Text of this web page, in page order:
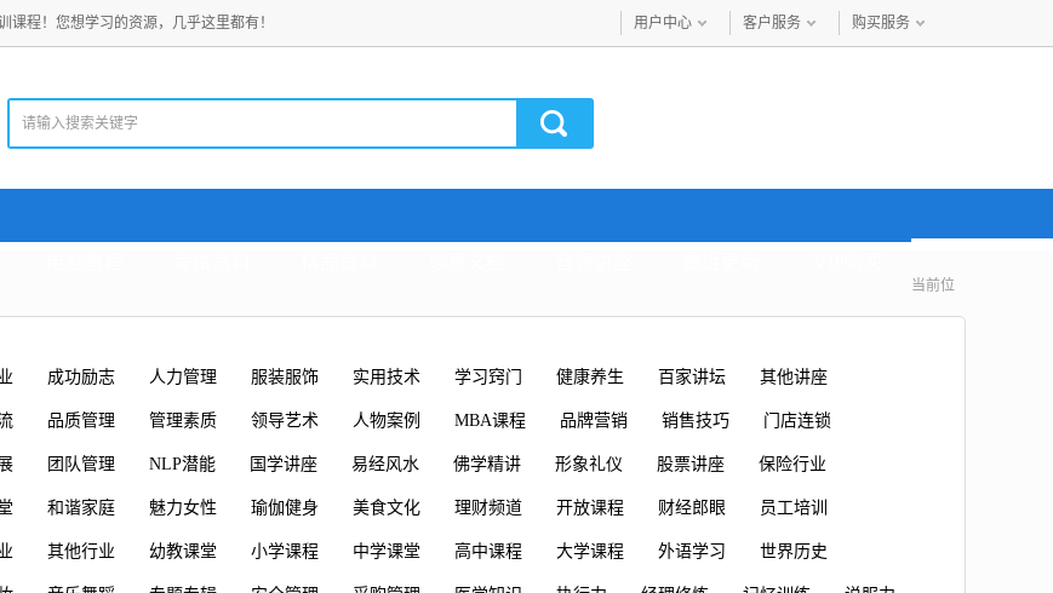
程！您想学习的资源，几乎这里都有！ 用户中心 客户服务 购买服务
当前位
成功励志 人力管理 服装服饰 实用技术 学习窍门 健康养生 百家讲坛 其他讲座
品质管理 管理素质 领导艺术 人物案例 MBA课程 品牌营销 销售技巧 门店连锁
团队管理 NLP潜能 国学讲座 易经风水 佛学精讲 形象礼仪 股票讲座 保险行业
和谐家庭 魅力女性 瑜伽健身 美食文化 理财频道 开放课程 财经郎眼 员工培训
其他行业 幼教课堂 小学课程 中学课堂 高中课程 大学课程 外语学习 世界历史